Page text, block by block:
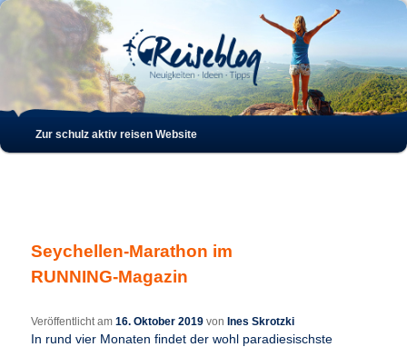
Hauptmenü
Zum
Zum
wechseln
Zur schulz aktiv reisen Website
Seychellen-Marathon im
RUNNING-Magazin
Veröffentlicht am16. Oktober 2019 vonInes Skrotzki
In rund vier Monaten findet der wohl paradiesischste